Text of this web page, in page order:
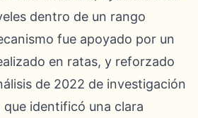
dentro de un rango
fue apoyado por un
en ratas, y reforzado
de 2022 de investigación
que identificó una clara